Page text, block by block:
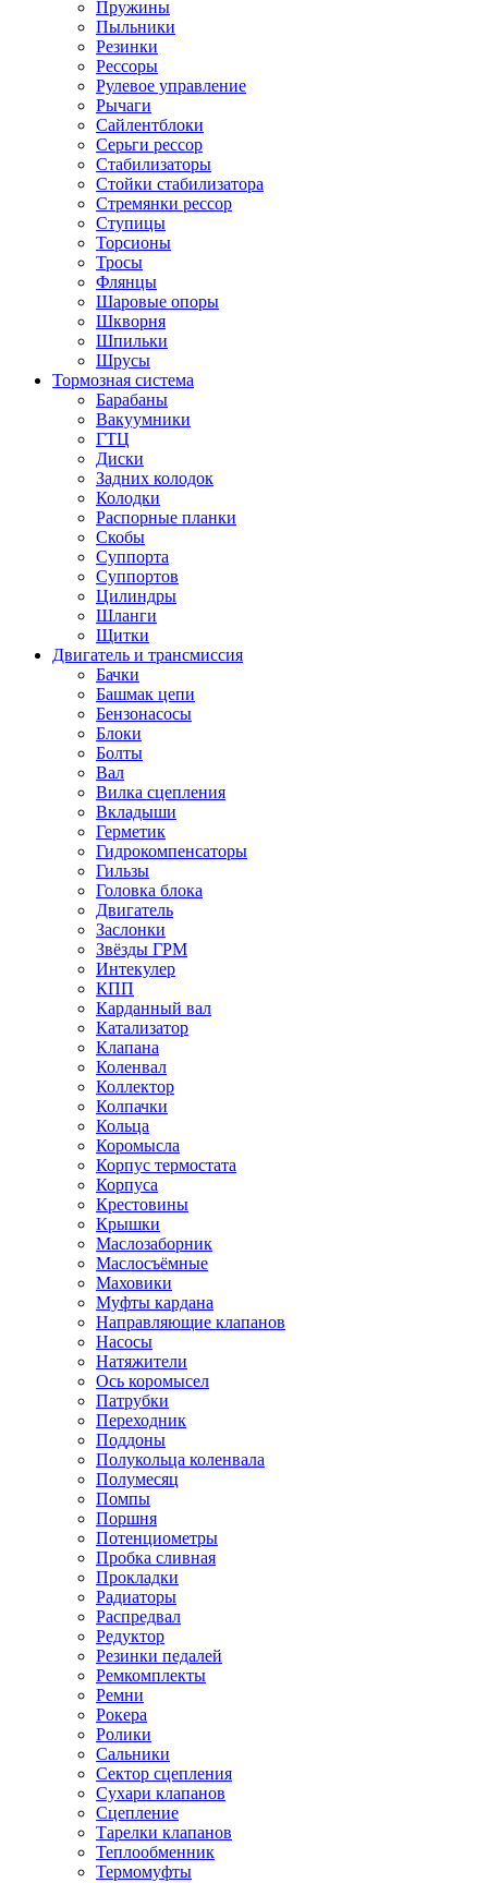
Пружины
Пыльники
Резинки
Рессоры
Рулевое управление
Рычаги
Сайлентблоки
Серьги рессор
Стабилизаторы
Стойки стабилизатора
Стремянки рессор
Ступицы
Торсионы
Тросы
Флянцы
Шаровые опоры
Шкворня
Шпильки
Шрусы
Тормозная система
Барабаны
Вакуумники
ГТЦ
Диски
Задних колодок
Колодки
Распорные планки
Скобы
Суппорта
Суппортов
Цилиндры
Шланги
Щитки
Двигатель и трансмиссия
Бачки
Башмак цепи
Бензонасосы
Блоки
Болты
Вал
Вилка сцепления
Вкладыши
Герметик
Гидрокомпенсаторы
Гильзы
Головка блока
Двигатель
Заслонки
Звёзды ГРМ
Интекулер
КПП
Карданный вал
Катализатор
Клапана
Коленвал
Коллектор
Колпачки
Кольца
Коромысла
Корпус термостата
Корпуса
Крестовины
Крышки
Маслозаборник
Маслосъёмные
Маховики
Муфты кардана
Направляющие клапанов
Насосы
Натяжители
Ось коромысел
Патрубки
Переходник
Поддоны
Полукольца коленвала
Полумесяц
Помпы
Поршня
Потенциометры
Пробка сливная
Прокладки
Радиаторы
Распредвал
Редуктор
Резинки педалей
Ремкомплекты
Ремни
Рокера
Ролики
Сальники
Сектор сцепления
Сухари клапанов
Сцепление
Тарелки клапанов
Теплообменник
Термомуфты